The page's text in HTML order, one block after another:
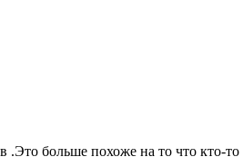
больше похоже на то что кто-то